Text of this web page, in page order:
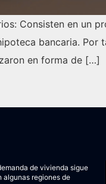
Consisten en un
bancaria. Por
en forma de […]
de vivienda sigue
algunas regiones de